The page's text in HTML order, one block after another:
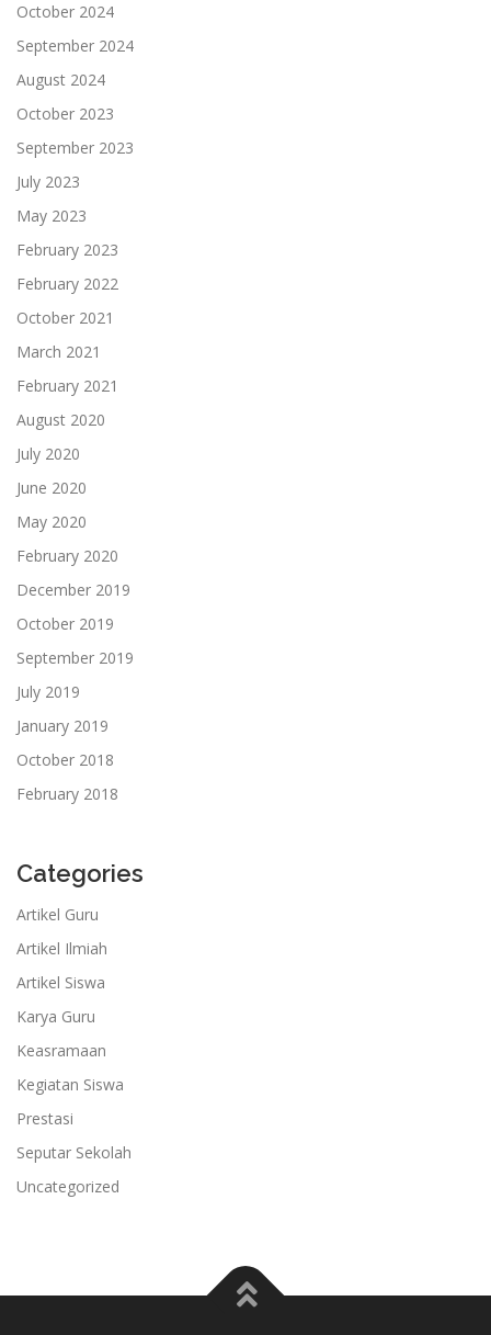
October 2024
September 2024
August 2024
October 2023
September 2023
July 2023
May 2023
February 2023
February 2022
October 2021
March 2021
February 2021
August 2020
July 2020
June 2020
May 2020
February 2020
December 2019
October 2019
September 2019
July 2019
January 2019
October 2018
February 2018
Categories
Artikel Guru
Artikel Ilmiah
Artikel Siswa
Karya Guru
Keasramaan
Kegiatan Siswa
Prestasi
Seputar Sekolah
Uncategorized